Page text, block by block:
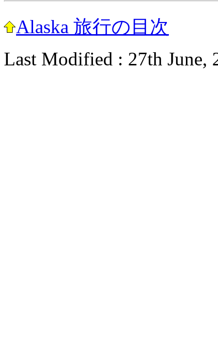
Alaska 旅行の目次
Last Modified : 27th June,